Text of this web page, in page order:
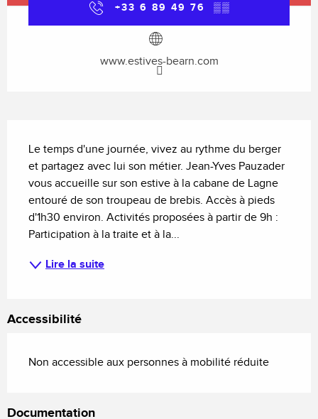
+33 6 89 49 76 ▒▒
www.estives-bearn.com
Le temps d'une journée, vivez au rythme du berger
et partagez avec lui son métier. Jean-Yves Pauzader
vous accueille sur son estive à la cabane de Lagne
entouré de son troupeau de brebis. Accès à pieds
d'1h30 environ. Activités proposées à partir de 9h :
Participation à la traite et à la...
Lire la suite
Accessibilité
Non accessible aux personnes à mobilité réduite
Documentation